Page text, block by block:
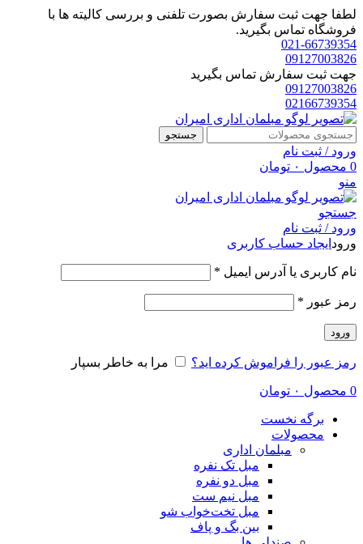
لطفا جهت ثبت سفارش بصورت تلفنی و بررسی کالیته ها با
فروشگاه تماس بگیرید.
021-66739354
09127003826
جهت ثبت سفارش تماس بگیرید
09127003826
02166739354
جستجو
ورود / ثبت نام
0 محصول ۰ تومان
منو
جستجو
ورود / ثبت نام
ورود ایجاد حساب کاربری
نام کاربری یا آدرس ایمیل *
رمز عبور *
ورود
رمز عبور را فراموش کرده اید؟ مرا به خاطر بسپار
0 محصول ۰ تومان
برگه نخست
محصولات
مبلمان اداری
مبل تک نفره
مبل دو نفره
مبل نیم ست
مبل تخت‌خواب شو
بین بگ و پاف